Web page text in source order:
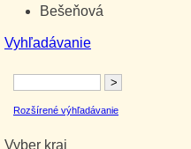
Vyhľadávanie
Rozšírené výhľadávanie
Vyber kraj
Bešeňová